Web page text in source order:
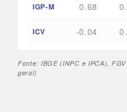
IGP-M 0.68
ICV -0.04
Fonte: IBGE (INPC e IPCA),
geral)